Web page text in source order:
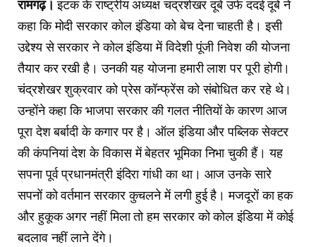
रामगढ़।इंटक के राष्ट्रीय अध्यक्ष चंद्रशेखर दूबे उर्फ ददई दूबे ने
कहा कि मोदी सरकार कोल इंडिया को बेच देना चाहती है। इसी
उद्देश्य से सरकार ने कोल इंडिया में विदेशी पूंजी निवेश की योजना
तैयार कर रखी है। उनकी यह योजना हमारी लाश पर पूरी होगी।
चंद्रशेखर शुक्रवार को प्रेस कॉन्फ्रेंस को संबोधित कर रहे थे।
उन्होंने कहा कि भाजपा सरकार की गलत नीतियों के कारण आज
पूरा देश बर्बादी के कगार पर है। ऑल इंडिया और पब्लिक सेक्टर
की कंपनियां देश के विकास में बेहतर भूमिका निभा चुकी हैं। यह
सपना पूर्व प्रधानमंत्री इंदिरा गांधी का था। आज उनके सारे
सपनों को वर्तमान सरकार कुचलने में लगी हुई है। मजदूरों का हक
और हुकूक अगर नहीं मिला तो हम सरकार को कोल इंडिया में कोई
बदलाव नहीं लाने देंगे।